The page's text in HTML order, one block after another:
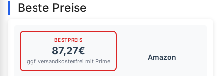
Beste Preise
Amazon
BESTPREIS
87,27€
ggf. versandkostenfrei mit Prime